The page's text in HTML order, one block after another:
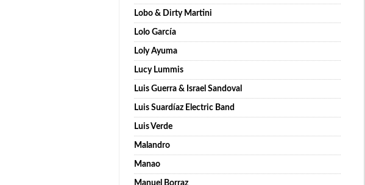
Lobo & Dirty Martini
Lolo García
Loly Ayuma
Lucy Lummis
Luis Guerra & Israel Sandoval
Luis Suardíaz Electric Band
Luis Verde
Malandro
Manao
Manuel Borraz